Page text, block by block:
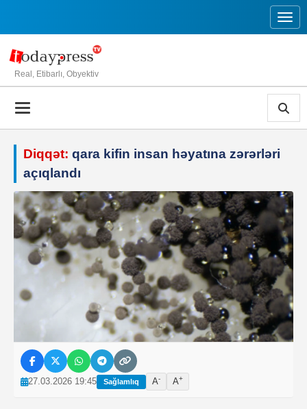
Real, Etibarlı, Obyektiv
Diqqət: qara kifin insan həyatına zərərləri
açıqlandı
27.03.2026 19:45 Sağlamlıq A- A+